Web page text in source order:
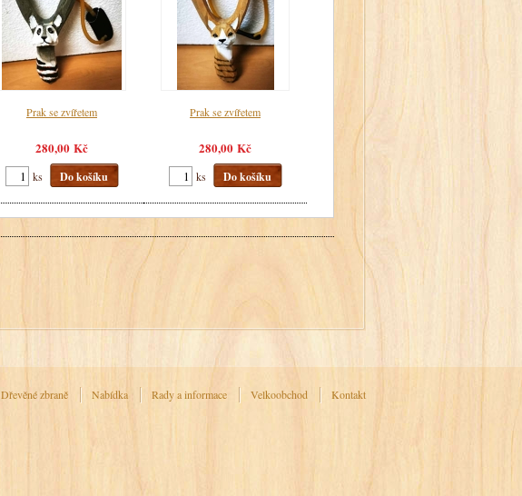
Prak se zvířetem
280,00 Kč
ks Do košíku
Prak se zvířetem
280,00 Kč
ks Do košíku
Dřevěné zbraně Nabídka Rady a informace Velkoobchod Kontakt